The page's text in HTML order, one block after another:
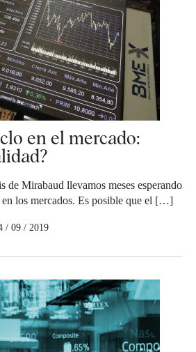
en el mercado:
de Mirabaud llevamos meses esperando
los mercados. Es posible que el […]
/ 09 / 2019